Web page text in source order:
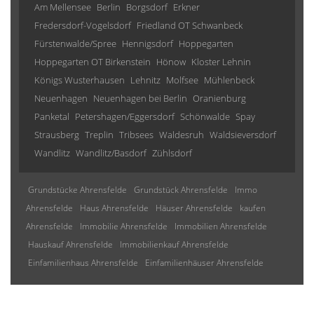
Am Mellensee Berlin Borgsdorf Erkner
Fredersdorf-Vogelsdorf Friedland OT Schwanbeck
Fürstenwalde/Spree Hennigsdorf Hoppegarten
Hoppegarten OT Birkenstein Hönow Kloster Lehnin
Königs Wusterhausen Lehnitz Molfsee Mühlenbeck
Neuenhagen Neuenhagen bei Berlin Oranienburg
Panketal Petershagen/Eggersdorf Schönwalde Spay
Strausberg Treplin Tribsees Waldesruh Waldsieversdorf
Wandlitz Wandlitz/Basdorf Zühlsdorf
Grundstücke Ahrensfelde Grundstück Ahrensfelde
Immo
Ahrensfelde
Haus Ahrensfelde Häuser Ahrensfelde
kaufen
Ahrensfelde
Immobilie Ahrensfelde
Immobilien Ahrensfelde
Hauskauf Ahrensfelde
Immobilienkauf Ahrensfelde
Einfamilienhaus Ahrensfelde
Einfamilienhäuser Ahrensfelde